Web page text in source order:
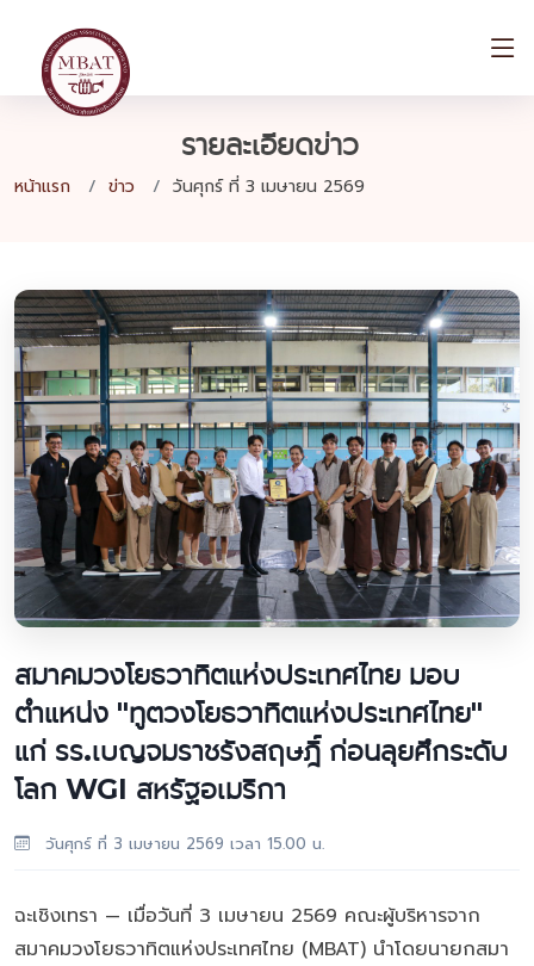
รายละเอียดข่าว
หน้าแรก ข่าว วันศุกร์ ที่ 3 เมษายน 2569
สมาคมวงโยธวาทิตแห่งประเทศไทย มอบ
ตำแหน่ง "ทูตวงโยธวาทิตแห่งประเทศไทย"
แก่ รร.เบญจมราชรังสฤษฎิ์ ก่อนลุยศึกระดับ
โลก WGI สหรัฐอเมริกา
วันศุกร์ ที่ 3 เมษายน 2569 เวลา 15.00 น.
ฉะเชิงเทรา — เมื่อวันที่ 3 เมษายน 2569 คณะผู้บริหารจาก
สมาคมวงโยธวาทิตแห่งประเทศไทย (MBAT) นำโดยนายกสมา